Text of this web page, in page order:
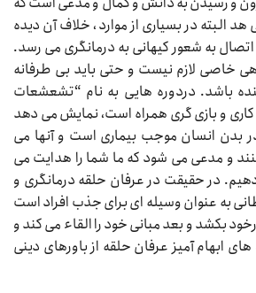
هد البته در بسیاری از موارد ، خلاف آن دیده
به شعور کیهانی به درمانگری می رسد.
خاصی لازم نیست و حتی باید بی طرفانه
باشد. دردوره هایی به نام “تشعشعات
و بازی گری همراه است، نمایش می دهد
بدن انسان موجب بیماری است و آنها می
و مدعی می شود که ما شما را هدایت می
در حقیقت در عرفان حلقه درمانگری و
به عنوان وسیله ای برای جذب افراد است
بکشد و بعد مبانی خود را القاء می کند و
ابهام آمیز عرفان حلقه از باورهای دینی